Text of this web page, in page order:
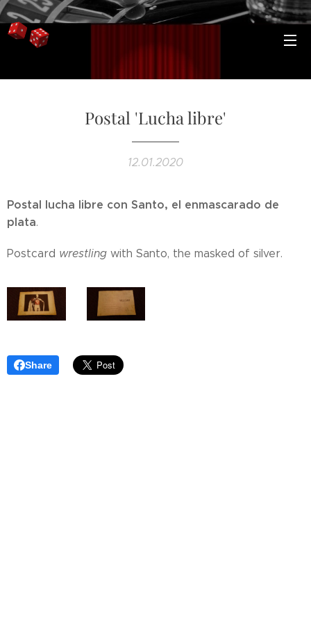
Postal 'Lucha libre'
12.01.2020
Postal lucha libre con Santo, el enmascarado de
plata.
Postcard wrestling with Santo, the masked of silver.
Share